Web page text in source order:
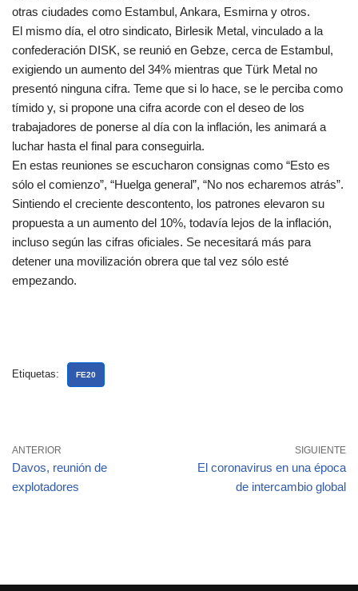
otras ciudades como Estambul, Ankara, Esmirna y otros.
El mismo día, el otro sindicato, Birlesik Metal, vinculado a la
confederación DISK, se reunió en Gebze, cerca de Estambul,
exigiendo un aumento del 34% mientras que Türk Metal no
presentó ninguna cifra. Teme que si lo hace, se le perciba como
tímido y, si propone una cifra acorde con el deseo de los
trabajadores de ponerse al día con la inflación, les animará a
luchar hasta el final para conseguirla.
En estas reuniones se escucharon consignas como “Esto es
sólo el comienzo”, “Huelga general”, “No nos echaremos atrás”.
Sintiendo el creciente descontento, los patrones elevaron su
propuesta a un aumento del 10%, todavía lejos de la inflación,
incluso según las cifras oficiales. Se necesitará más para
detener una movilización obrera que tal vez sólo esté
empezando.
Etiquetas: FE20
ANTERIOR
Davos, reunión de
explotadores
SIGUIENTE
El coronavirus en una época
de intercambio global